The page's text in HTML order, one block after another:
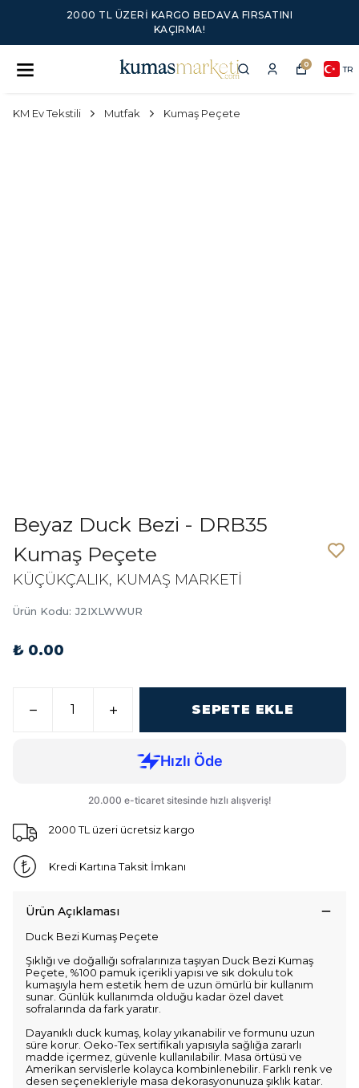
2000 TL ÜZERI KARGO BEDAVA FIRSATINI
KAÇIRMA!
0 TR
KM Ev Tekstili Mutfak Kumaş Peçete
Beyaz Duck Bezi - DRB35
Kumaş Peçete
KÜÇÜKÇALIK, KUMAŞ MARKETİ
Ürün Kodu: J2IXLWWUR
₺ 0.00
SEPETE EKLE
2000 TL üzeri ücretsiz kargo
Kredi Kartına Taksit İmkanı
Ürün Açıklaması
Duck Bezi Kumaş Peçete
Şıklığı ve doğallığı sofralarınıza taşıyan Duck Bezi Kumaş
Peçete, %100 pamuk içerikli yapısı ve sık dokulu tok
kumaşıyla hem estetik hem de uzun ömürlü bir kullanım
sunar. Günlük kullanımda olduğu kadar özel davet
sofralarında da fark yaratır.
Dayanıklı duck kumaş, kolay yıkanabilir ve formunu uzun
süre korur. Oeko-Tex sertifikalı yapısıyla sağlığa zararlı
madde içermez, güvenle kullanılabilir. Masa örtüsü ve
Amerikan servislerle kolayca kombinlenebilir. Farklı renk ve
desen seçenekleriyle masa dekorasyonunuza şıklık katar.